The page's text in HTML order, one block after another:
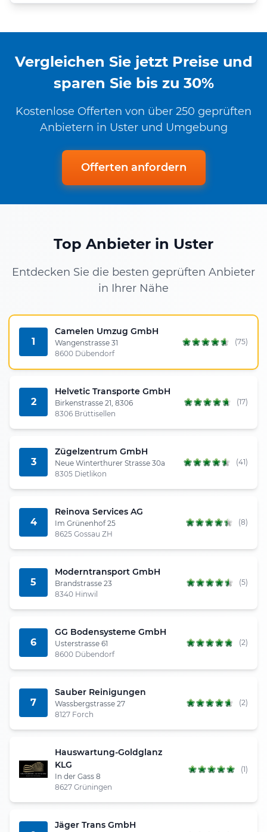
Vergleichen Sie jetzt Preise und
sparen Sie bis zu 30%
Kostenlose Offerten von über 250 geprüften
Anbietern in Uster und Umgebung
Offerten anfordern
Top Anbieter in Uster
Entdecken Sie die besten geprüften Anbieter
in Ihrer Nähe
1
Camelen Umzug GmbH
Wangenstrasse 31
8600 Dübendorf
(75)
2
Helvetic Transporte GmbH
Birkenstrasse 21, 8306
8306 Brüttisellen
(17)
3
Zügelzentrum GmbH
Neue Winterthurer Strasse 30a
8305 Dietlikon
(41)
4
Reinova Services AG
Im Grünenhof 25
8625 Gossau ZH
(8)
5
Moderntransport GmbH
Brandstrasse 23
8340 Hinwil
(5)
6
GG Bodensysteme GmbH
Usterstrasse 61
8600 Dübendorf
(2)
7
Sauber Reinigungen
Wassbergstrasse 27
8127 Forch
(2)
Hauswartung-Goldglanz
KLG
In der Gass 8
8627 Grüningen
(1)
Jäger Trans GmbH